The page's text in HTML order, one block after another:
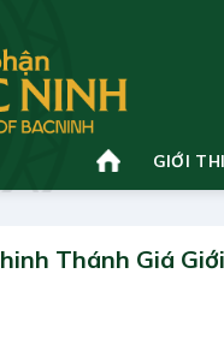
GIỚI
Thánh Giá